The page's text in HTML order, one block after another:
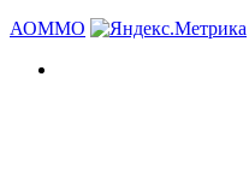
АОММО